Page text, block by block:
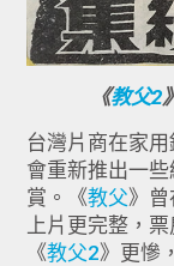
《教父2
台灣片商在家
會重新推出一
賞。《教父》
上片更完整，
《教父2》更慘